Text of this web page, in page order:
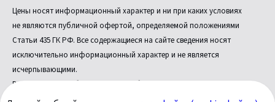
Цены носят информационный характер и ни при каких условиях
не являются публичной офертой, определяемой положениями
Статьи 435 ГК РФ. Все содержащиеся на сайте сведения носят
исключительно информационный характер и не является
исчерпывающими.
Все условия приобретения автомобилей, цены, спецпредложения
и комплектации автомобилей указаны с целью ознакомления.